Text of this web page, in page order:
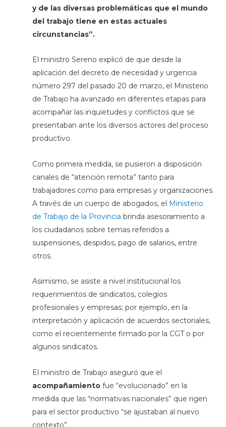
y de las diversas problemáticas que el mundo
del trabajo tiene en estas actuales
circunstancias”.
El ministro Sereno explicó de que desde la
aplicación del decreto de necesidad y urgencia
número 297 del pasado 20 de marzo, el Ministerio
de Trabajo ha avanzado en diferentes etapas para
acompañar las inquietudes y conflictos que se
presentaban ante los diversos actores del proceso
productivo.
Como primera medida, se pusieron a disposición
canales de “atención remota” tanto para
trabajadores como para empresas y organizaciones.
A través de un cuerpo de abogados, el Ministerio
de Trabajo de la Provincia brinda asesoramiento a
los ciudadanos sobre temas referidos a
suspensiones, despidos, pago de salarios, entre
otros.
Asimismo, se asiste a nivel institucional los
requerimientos de sindicatos, colegios
profesionales y empresas; por ejemplo, en la
interpretación y aplicación de acuerdos sectoriales,
como el recientemente firmado por la CGT o por
algunos sindicatos.
El ministro de Trabajo aseguró que el
acompañamientofue “evolucionado” en la
medida que las “normativas nacionales” que rigen
para el sector productivo “se ajustaban al nuevo
contexto”.